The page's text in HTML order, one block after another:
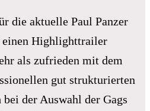
die aktuelle Paul Panzer
Highlighttrailer
als zufrieden mit dem
gut strukturierten
der Auswahl der Gags